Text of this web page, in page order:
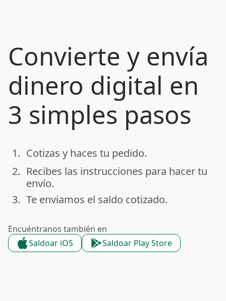
Convierte y envía
dinero digital en
3 simples pasos
done
1. Cotizas y haces tu pedido.
done
2. Recibes las instrucciones para hacer tu
envío.
done
3. Te enviamos el saldo cotizado.
Encuéntranos también en
Saldoar iOS
Saldoar Play Store